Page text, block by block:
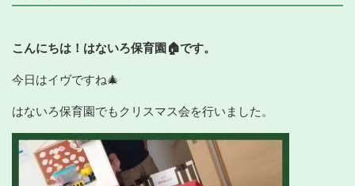
こんにちは！はないろ保育園🏠です。
今日はイヴですね🎄
はないろ保育園でもクリスマス会を行いました。